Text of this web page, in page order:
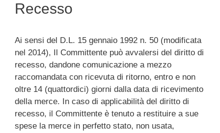
Recesso
Ai sensi del D.L. 15 gennaio 1992 n. 50 (modificata
nel 2014), Il Committente può avvalersi del diritto di
recesso, dandone comunicazione a mezzo
raccomandata con ricevuta di ritorno, entro e non
oltre 14 (quattordici) giorni dalla data di ricevimento
della merce. In caso di applicabilità del diritto di
recesso, il Committente è tenuto a restituire a sue
spese la merce in perfetto stato, non usata,